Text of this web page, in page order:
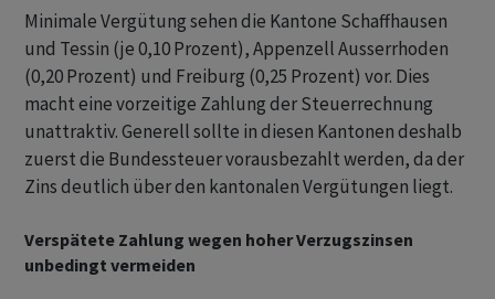
Minimale Vergütung sehen die Kantone Schaffhausen
und Tessin (je 0,10 Prozent), Appenzell Ausserrhoden
(0,20 Prozent) und Freiburg (0,25 Prozent) vor. Dies
macht eine vorzeitige Zahlung der Steuerrechnung
unattraktiv. Generell sollte in diesen Kantonen deshalb
zuerst die Bundessteuer vorausbezahlt werden, da der
Zins deutlich über den kantonalen Vergütungen liegt.
Verspätete Zahlung wegen hoher Verzugszinsen
unbedingt vermeiden